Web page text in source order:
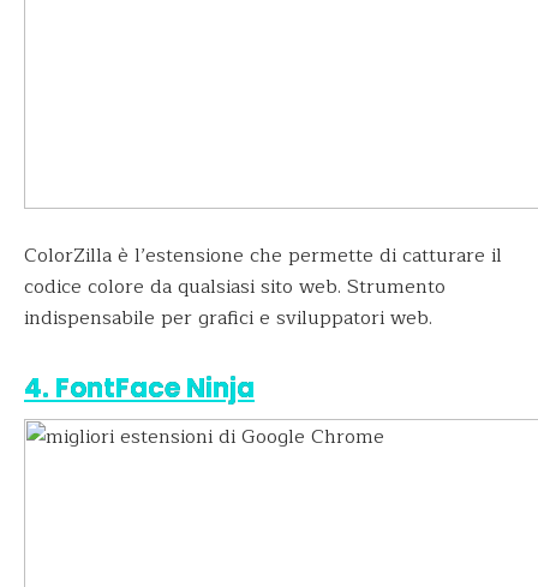
ColorZilla è l’estensione che permette di catturare il
codice colore da qualsiasi sito web. Strumento
indispensabile per grafici e sviluppatori web.
4. FontFace Ninja